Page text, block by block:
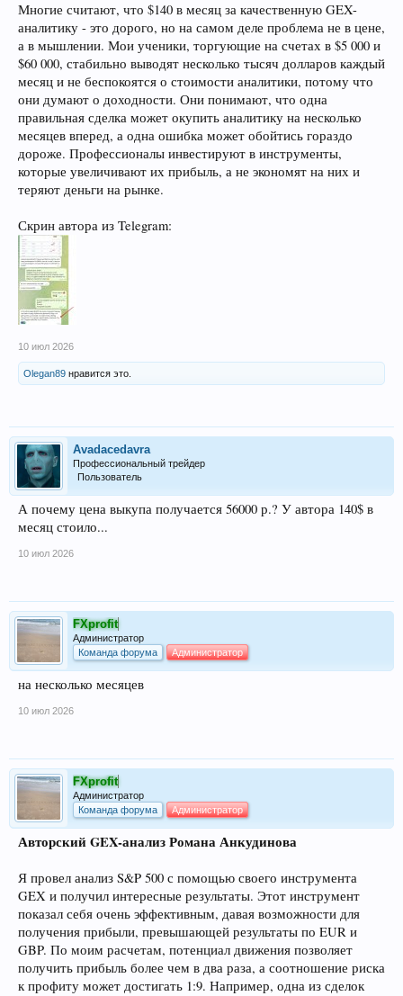
Многие считают, что $140 в месяц за качественную GEX-
аналитику - это дорого, но на самом деле проблема не в цене,
а в мышлении. Мои ученики, торгующие на счетах в $5 000 и
$60 000, стабильно выводят несколько тысяч долларов каждый
месяц и не беспокоятся о стоимости аналитики, потому что
они думают о доходности. Они понимают, что одна
правильная сделка может окупить аналитику на несколько
месяцев вперед, а одна ошибка может обойтись гораздо
дороже. Профессионалы инвестируют в инструменты,
которые увеличивают их прибыль, а не экономят на них и
теряют деньги на рынке.
Скрин автора из Telegram:
10 июл 2026
Olegan89 нравится это.
Avadacedavra
Профессиональный трейдер
Пользователь
А почему цена выкупа получается 56000 р.? У автора 140$ в
месяц стоило...
10 июл 2026
FXprofit
Администратор
Команда форума
Администратор
на несколько месяцев
10 июл 2026
FXprofit
Администратор
Команда форума
Администратор
Авторский GEX-анализ Романа Анкудинова
Я провел анализ S&P 500 с помощью своего инструмента
GEX и получил интересные результаты. Этот инструмент
показал себя очень эффективным, давая возможности для
получения прибыли, превышающей результаты по EUR и
GBP. По моим расчетам, потенциал движения позволяет
получить прибыль более чем в два раза, а соотношение риска
к профиту может достигать 1:9. Например, одна из сделок